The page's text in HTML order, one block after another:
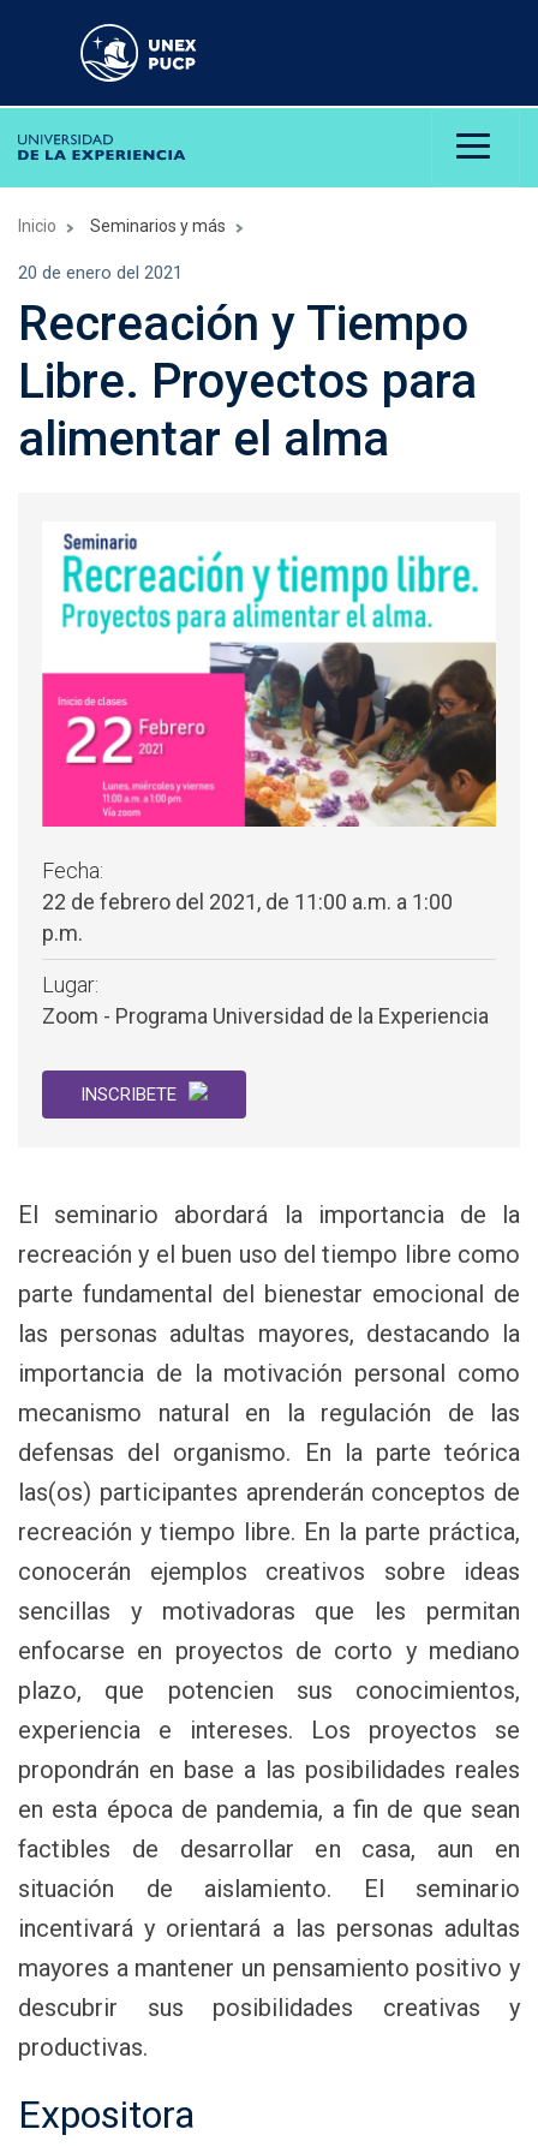
Inicio Seminarios y más
20 de enero del 2021
Recreación y Tiempo
Libre. Proyectos para
alimentar el alma
Fecha:
22 de febrero del 2021, de 11:00 a.m. a 1:00
p.m.
Lugar:
Zoom - Programa Universidad de la Experiencia
INSCRIBETE
El seminario abordará la importancia de la
recreación y el buen uso del tiempo libre como
parte fundamental del bienestar emocional de
las personas adultas mayores, destacando la
importancia de la motivación personal como
mecanismo natural en la regulación de las
defensas del organismo. En la parte teórica
las(os) participantes aprenderán conceptos de
recreación y tiempo libre. En la parte práctica,
conocerán ejemplos creativos sobre ideas
sencillas y motivadoras que les permitan
enfocarse en proyectos de corto y mediano
plazo, que potencien sus conocimientos,
experiencia e intereses. Los proyectos se
propondrán en base a las posibilidades reales
en esta época de pandemia, a fin de que sean
factibles de desarrollar en casa, aun en
situación de aislamiento. El seminario
incentivará y orientará a las personas adultas
mayores a mantener un pensamiento positivo y
descubrir sus posibilidades creativas y
productivas.
Expositora